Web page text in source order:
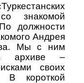
знакомой
должности
Андрея
Мы с ним
архиве –
своих
В короткой